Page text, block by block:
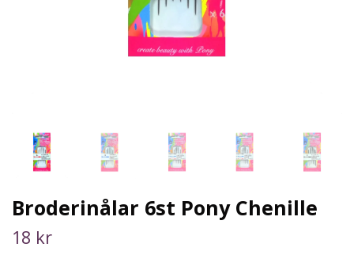
Broderinålar 6st Pony Chenille
18 kr